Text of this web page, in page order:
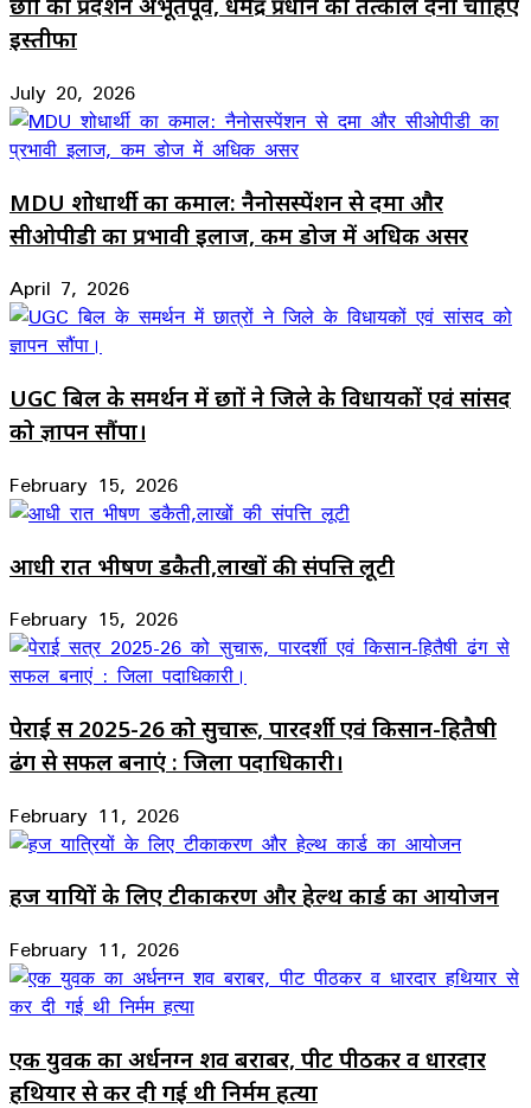
इस्तीफा
July 20, 2026
MDU शोधार्थी का कमाल: नैनोसस्पेंशन से दमा और
सीओपीडी का प्रभावी इलाज, कम डोज में अधिक असर
April 7, 2026
UGC बिल के समर्थन में छात्रों ने जिले के विधायकों एवं सांसद
को ज्ञापन सौंपा।
February 15, 2026
आधी रात भीषण डकैती,लाखों की संपत्ति लूटी
February 15, 2026
पेराई सत्र 2025-26 को सुचारू, पारदर्शी एवं किसान-हितैषी
ढंग से सफल बनाएं : जिला पदाधिकारी।
February 11, 2026
हज यात्रियों के लिए टीकाकरण और हेल्थ कार्ड का आयोजन
February 11, 2026
एक युवक का अर्धनग्न शव बराबर, पीट पीठकर व धारदार
हथियार से कर दी गई थी निर्मम हत्या